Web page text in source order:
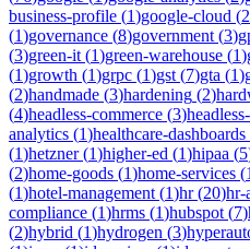
business-profile (1)google-cloud (2
(1)governance (8)government (3)
(3)green-it (1)green-warehouse (1)
(1)growth (1)grpc (1)gst (7)gta (1)
(2)handmade (3)hardening (2)
(4)headless-commerce (3)
analytics (1)healthcare-dashboards
(1)hetzner(1)higher-ed (1)hipaa (5
(2)home-goods (1)home-services (1
(1)hotel-management (1)hr(20)hr-
compliance (1)hrms (1)hubspot (7)
(2)hybrid (1)hydrogen (3)